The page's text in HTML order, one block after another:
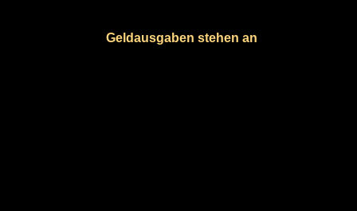
Geldausgaben stehen an